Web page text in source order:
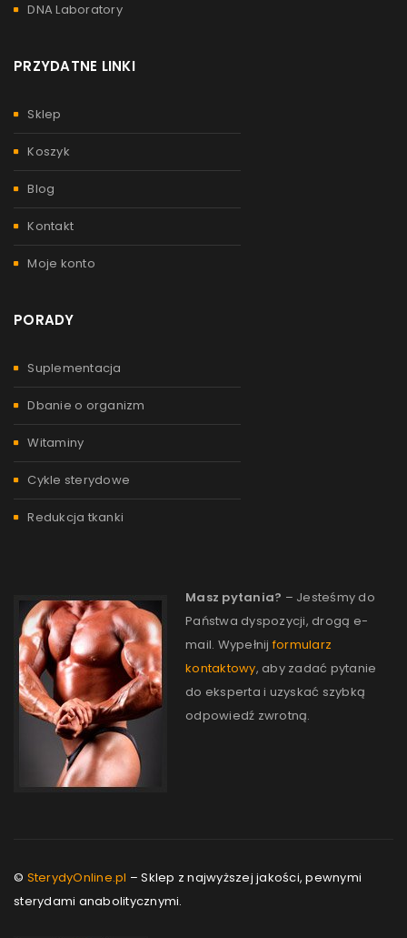
DNA Laboratory
PRZYDATNE LINKI
Sklep
Koszyk
Blog
Kontakt
Moje konto
PORADY
Suplementacja
Dbanie o organizm
Witaminy
Cykle sterydowe
Redukcja tkanki
Masz pytania? – Jesteśmy do
Państwa dyspozycji, drogą e-
mail. Wypełnijformularz
kontaktowy, aby zadać pytanie
do eksperta i uzyskać szybką
odpowiedź zwrotną.
© SterydyOnline.pl – Sklep z najwyższej jakości, pewnymi
sterydami anabolitycznymi.